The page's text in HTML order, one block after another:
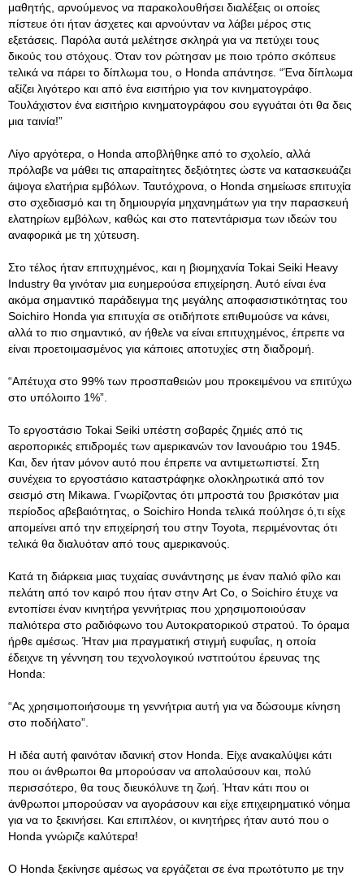
μαθητής, αρνούμενος να παρακολουθήσει διαλέξεις οι οποίες
πίστευε ότι ήταν άσχετες και αρνούνταν να λάβει μέρος στις
εξετάσεις. Παρόλα αυτά μελέτησε σκληρά για να πετύχει τους
δικούς του στόχους. Όταν τον ρώτησαν με ποιο τρόπο σκόπευε
τελικά να πάρει το δίπλωμα του, ο Honda απάντησε. “Ένα δίπλωμα
αξίζει λιγότερο και από ένα εισιτήριο για τον κινηματογράφο.
Τουλάχιστον ένα εισιτήριο κινηματογράφου σου εγγυάται ότι θα δεις
μια ταινία!”
Λίγο αργότερα, ο Honda αποβλήθηκε από το σχολείο, αλλά
πρόλαβε να μάθει τις απαραίτητες δεξιότητες ώστε να κατασκευάζει
άψογα ελατήρια εμβόλων. Ταυτόχρονα, ο Honda σημείωσε επιτυχία
στο σχεδιασμό και τη δημιουργία μηχανημάτων για την παρασκευή
ελατηρίων εμβόλων, καθώς και στο πατεντάρισμα των ιδεών του
αναφορικά με τη χύτευση.
Στο τέλος ήταν επιτυχημένος, και η βιομηχανία Tokai Seiki Heavy
Industry θα γινόταν μια ευημερούσα επιχείρηση. Αυτό είναι ένα
ακόμα σημαντικό παράδειγμα της μεγάλης αποφασιστικότητας του
Soichiro Honda για επιτυχία σε οτιδήποτε επιθυμούσε να κάνει,
αλλά το πιο σημαντικό, αν ήθελε να είναι επιτυχημένος, έπρεπε να
είναι προετοιμασμένος για κάποιες αποτυχίες στη διαδρομή.
“Απέτυχα στο 99% των προσπαθειών μου προκειμένου να επιτύχω
στο υπόλοιπο 1%”.
Το εργοστάσιο Tokai Seiki υπέστη σοβαρές ζημιές από τις
αεροπορικές επιδρομές των αμερικανών τον Ιανουάριο του 1945.
Και, δεν ήταν μόνον αυτό που έπρεπε να αντιμετωπιστεί. Στη
συνέχεια το εργοστάσιο καταστράφηκε ολοκληρωτικά από τον
σεισμό στη Mikawa. Γνωρίζοντας ότι μπροστά του βρισκόταν μια
περίοδος αβεβαιότητας, ο Soichiro Honda τελικά πούλησε ό,τι είχε
απομείνει από την επιχείρησή του στην Toyota, περιμένοντας ότι
τελικά θα διαλυόταν από τους αμερικανούς.
Κατά τη διάρκεια μιας τυχαίας συνάντησης με έναν παλιό φίλο και
πελάτη από τον καιρό που ήταν στην Art Co, ο Soichiro έτυχε να
εντοπίσει έναν κινητήρα γεννήτριας που χρησιμοποιούσαν
παλιότερα στο ραδιόφωνο του Αυτοκρατορικού στρατού. Το όραμα
ήρθε αμέσως. Ήταν μια πραγματική στιγμή ευφυΐας, η οποία
έδειχνε τη γέννηση του τεχνολογικού ινστιτούτου έρευνας της
Honda:
“Ας χρησιμοποιήσουμε τη γεννήτρια αυτή για να δώσουμε κίνηση
στο ποδήλατο”.
Η ιδέα αυτή φαινόταν ιδανική στον Honda. Είχε ανακαλύψει κάτι
που οι άνθρωποι θα μπορούσαν να απολαύσουν και, πολύ
περισσότερο, θα τους διευκόλυνε τη ζωή. Ήταν κάτι που οι
άνθρωποι μπορούσαν να αγοράσουν και είχε επιχειρηματικό νόημα
για να το ξεκινήσει. Και επιπλέον, οι κινητήρες ήταν αυτό που ο
Honda γνώριζε καλύτερα!
Ο Honda ξεκίνησε αμέσως να εργάζεται σε ένα πρωτότυπο με την